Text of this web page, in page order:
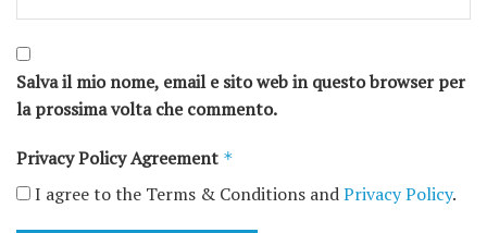
Salva il mio nome, email e sito web in questo browser per
la prossima volta che commento.
Privacy Policy Agreement *
I agree to the Terms & Conditions andPrivacy Policy.